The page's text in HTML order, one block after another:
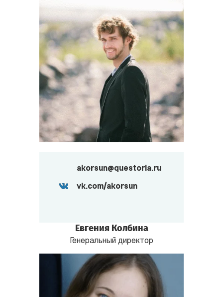
akorsun@questoria.ru
vk.com/akorsun
Евгения Колбина
Генеральный директор